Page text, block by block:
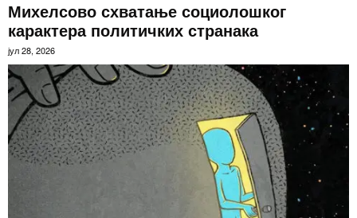
Михелсово схватање социолошког
карактера политичких странака
јул 28, 2026